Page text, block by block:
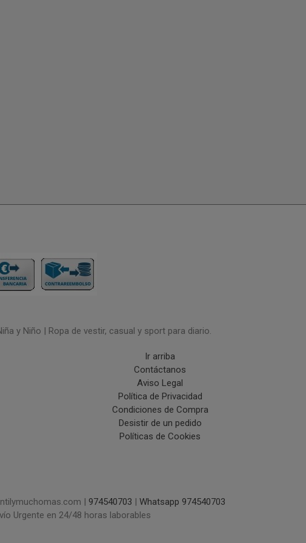
y Niño | Ropa de vestir, casual y sport para diario.
Ir arriba
Contáctanos
Aviso Legal
Política de Privacidad
Condiciones de Compra
Desistir de un pedido
Políticas de Cookies
| 974540703 | Whatsapp 974540703
Urgente en 24/48 horas laborables